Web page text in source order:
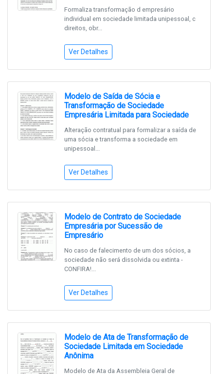
Formaliza transformação d empresário
individual em sociedade limitada unipessoal, c
direitos, obr...
Ver Detalhes
Modelo de Saída de Sócia e
Transformação de Sociedade
Empresária Limitada para Sociedade
Alteração contratual para formalizar a saída de
uma sócia e transforma a sociedade em
unipessoal...
Ver Detalhes
Modelo de Contrato de Sociedade
Empresária por Sucessão de
Empresário
No caso de falecimento de um dos sócios, a
sociedade não será dissolvida ou extinta -
CONFIRA!...
Ver Detalhes
Modelo de Ata de Transformação de
Sociedade Limitada em Sociedade
Anônima
Modelo de Ata da Assembleia Geral de